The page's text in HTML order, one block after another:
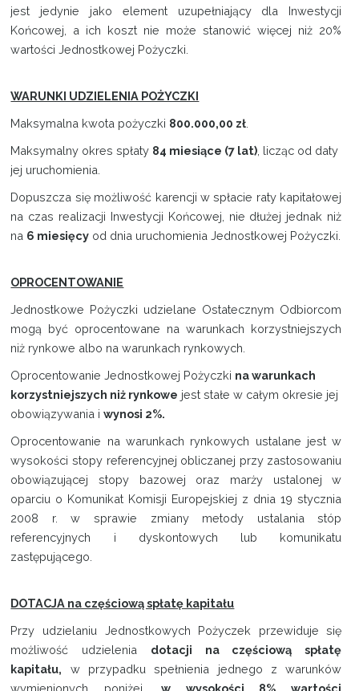
jest jedynie jako element uzupełniający dla Inwestycji
Końcowej, a ich koszt nie może stanowić więcej niż 20%
wartości Jednostkowej Pożyczki.
WARUNKI UDZIELENIA POŻYCZKI
Maksymalna kwota pożyczki 800.000,00 zł.
Maksymalny okres spłaty 84 miesiące (7 lat), licząc od daty
jej uruchomienia.
Dopuszcza się możliwość karencji w spłacie raty kapitałowej
na czas realizacji Inwestycji Końcowej, nie dłużej jednak niż
na 6 miesięcy od dnia uruchomienia Jednostkowej Pożyczki.
OPROCENTOWANIE
Jednostkowe Pożyczki udzielane Ostatecznym Odbiorcom
mogą być oprocentowane na warunkach korzystniejszych
niż rynkowe albo na warunkach rynkowych.
Oprocentowanie Jednostkowej Pożyczki na warunkach
korzystniejszych niż rynkowe jest stałe w całym okresie jej
obowiązywania iwynosi 2%.
Oprocentowanie na warunkach rynkowych ustalane jest w
wysokości stopy referencyjnej obliczanej przy zastosowaniu
obowiązującej stopy bazowej oraz marży ustalonej w
oparciu o Komunikat Komisji Europejskiej z dnia 19 stycznia
2008 r. w sprawie zmiany metody ustalania stóp
referencyjnych i dyskontowych lub komunikatu
zastępującego.
DOTACJA na częściową spłatę kapitału
Przy udzielaniu Jednostkowych Pożyczek przewiduje się
możliwość udzielenia dotacji na częściową spłatę
kapitału, w przypadku spełnienia jednego z warunków